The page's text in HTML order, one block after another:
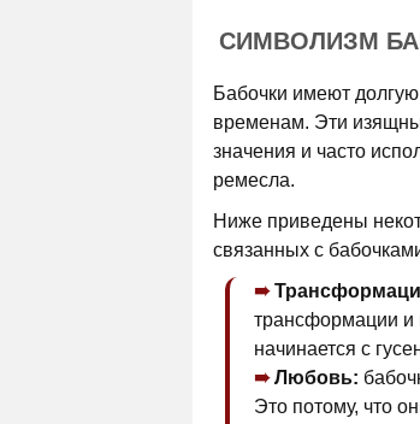
СИМВОЛИЗМ
Бабочки имеют
временам. Эти
значения и часто
ремесла.
Ниже приведены
связанных с
трансформации и
начинается с
Любовь:
Это потому, что